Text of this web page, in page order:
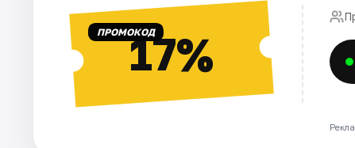
ПРОМОКОД17%